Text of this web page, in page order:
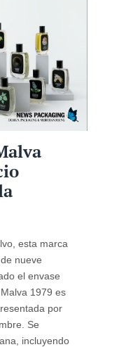
esta marca
nueve
el envase
1979 es
por
Se
incluyendo